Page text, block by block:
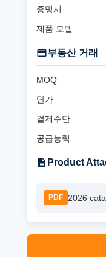
증명서
제품 모델
부동산 거래
MOQ
단가
결제수단
공급능력
Product
PDF 2026